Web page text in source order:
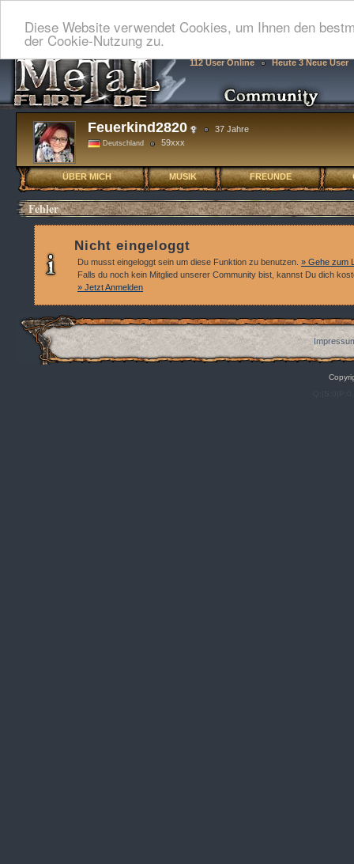
Diese Website verwendet Cookies, um Ihnen den
der Cookie-Nutzung zu.
112 User Online Heute 3 Neue User
Feuerkind2820 37 Jahre
Deutschland 59xxx
ÜBER MICH MUSIK FREUNDE
Fehler
Nicht eingeloggt
Du musst eingeloggt sein um diese Funktion zu benutzen. » Gehe zum
Falls du noch kein Mitglied unserer Community bist, kannst Du dich
» Jetzt Anmelden